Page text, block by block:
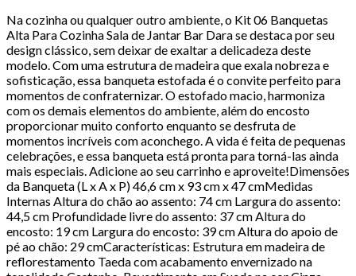
Na cozinha ou qualquer outro ambiente, o Kit 06 Banquetas
Alta Para Cozinha Sala de Jantar Bar Dara se destaca por seu
design clássico, sem deixar de exaltar a delicadeza deste
modelo. Com uma estrutura de madeira que exala nobreza e
sofisticação, essa banqueta estofada é o convite perfeito para
momentos de confraternizar. O estofado macio, harmoniza
com os demais elementos do ambiente, além do encosto
proporcionar muito conforto enquanto se desfruta de
momentos incríveis com aconchego. A vida é feita de pequenas
celebrações, e essa banqueta está pronta para torná-las ainda
mais especiais. Adicione ao seu carrinho e aproveite!Dimensões
da Banqueta (L x A x P) 46,6 cm x 93 cm x 47 cmMedidas
Internas Altura do chão ao assento: 74 cm Largura do assento:
44,5 cm Profundidade livre do assento: 37 cm Altura do
encosto: 19 cm Largura do encosto: 39 cm Altura do apoio de
pé ao chão: 29 cmCaracterísticas: Estrutura em madeira de
reflorestamento Taeda com acabamento envernizado na